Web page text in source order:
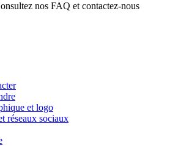
nos FAQ et contactez-nous
et logo
réseaux sociaux